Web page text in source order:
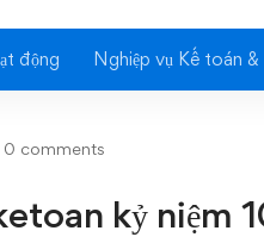
động Nghiệp vụ Kế toán &
0 comments
kỷ niệm